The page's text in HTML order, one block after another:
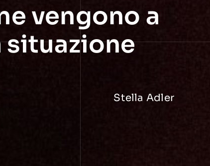
vengono a
situazione
Stella Adler